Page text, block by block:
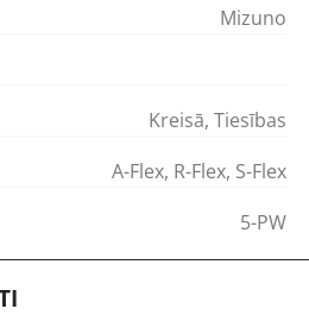
Mizuno
Kreisā, Tiesības
A-Flex, R-Flex, S-Flex
5-PW